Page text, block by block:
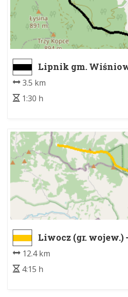
Lipnik gm.
3.5 km
1:30 h
Liwocz (gr. wojew.)
Granica
12.4 km
4:15 h